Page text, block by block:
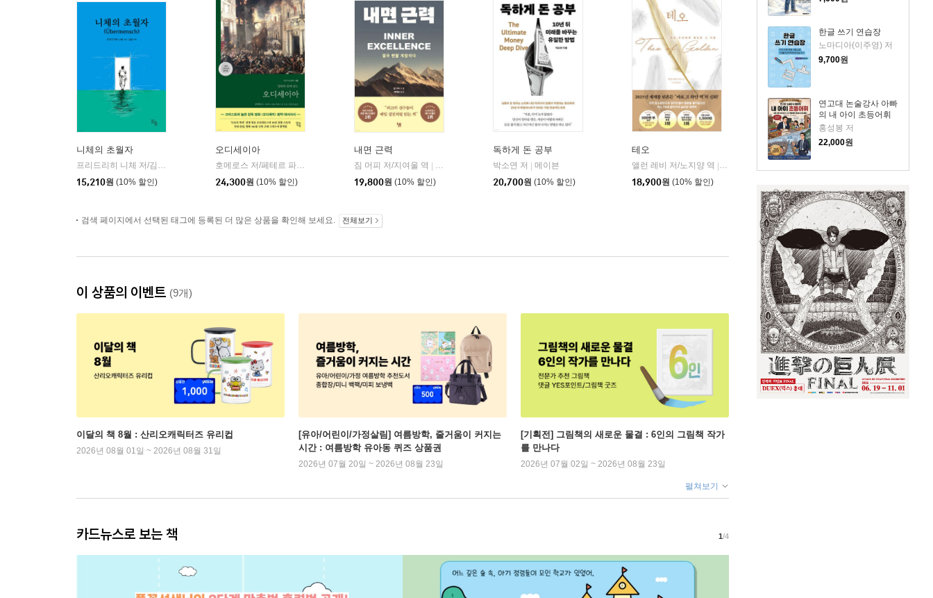
한글 쓰기 연습장
노마디아(이주영) 저
9,700원
연고대 논술강사 아빠
의 내 아이 초등어휘
홍성봉 저
22,000원
니체의 초월자
프리드리히 니체 저/김철 편역
15,210원 (10% 할인)
오디세이아
호메로스 저/페테르 파울 루벤스 그림/박문재 역 | 현대지성
24,300원 (10% 할인)
내면 근력
짐 머피 저/지여울 역
윌북(willbook)
19,800원 (10% 할인)
독하게 돈 공부
박소연 저
메이븐
20,700원 (10% 할인)
테오
앨런 레비 저/노지양 역
오팬하우스
18,900원 (10% 할인)
검색 페이지에서 선택된 태그에 등록된 더 많은 상품을 확인해 보세요. 전체보기
이 상품의 이벤트 (9개)
이달의 책 8월 : 산리오캐릭터즈 유리컵
2026년 08월 01일 ~ 2026년 08월 31일
[유아/어린이/가정살림] 여름방학, 줄거움이 커지는
시간 : 여름방학 유아동 퀴즈 상품권
2026년 07월 20일 ~ 2026년 08월 23일
[기획전] 그림책의 새로운 물결 : 6인의 그림책 작가
를 만나다
2026년 07월 02일 ~ 2026년 08월 23일
펼쳐보기
카드뉴스로 보는 책 1/4